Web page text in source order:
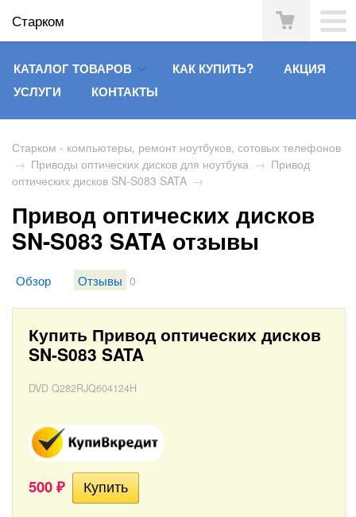
Старком
КАТАЛОГ ТОВАРОВ КАК КУПИТЬ?
АКЦИЯ
УСЛУГИ
КОНТАКТЫ
Старком - компьютеры, ремонт ноутбуков, сотовых телефонов
→ Приводы оптических дисков для ноутбука → Привод
оптических дисков SN-S083 SATA →
Привод оптических дисков
SN-S083 SATA отзывы
Обзор Отзывы 0
Купить Привод оптических дисков
SN-S083 SATA
DVD Q282RJQ604124H
500 ₽